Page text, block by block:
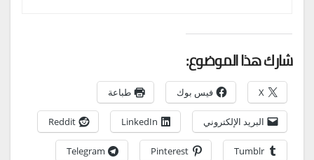
شارك هذا الموضوع:
X فيس بوك طباعة
البريد الإلكتروني LinkedIn
Reddit
Tumblr
Pinterest
Telegram